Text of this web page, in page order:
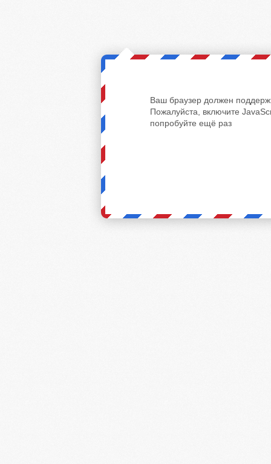
Ваш браузер должен
Пожалуйста, включите
попробуйте ещё раз